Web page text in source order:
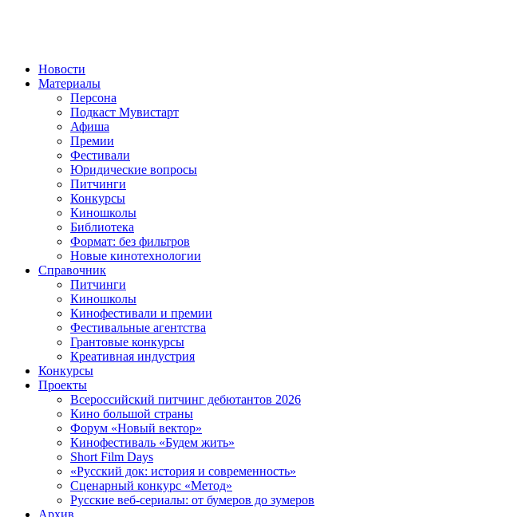
Новости
Материалы
Персона
Подкаст Мувистарт
Афиша
Премии
Фестивали
Юридические вопросы
Питчинги
Конкурсы
Киношколы
Библиотека
Формат: без фильтров
Новые кинотехнологии
Справочник
Питчинги
Киношколы
Кинофестивали и премии
Фестивальные агентства
Грантовые конкурсы
Креативная индустрия
Конкурсы
Проекты
Всероссийский питчинг дебютантов 2026
Кино большой страны
Форум «Новый вектор»
Кинофестиваль «Будем жить»
Short Film Days
«Русский док: история и современность»
Сценарный конкурс «Метод»
Русские веб-сериалы: от бумеров до зумеров
Архив